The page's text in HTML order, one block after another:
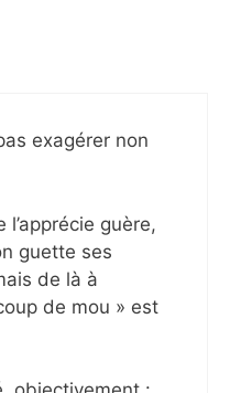
exagérer non
l’apprécie guère,
guette ses
de là à
de mou » est